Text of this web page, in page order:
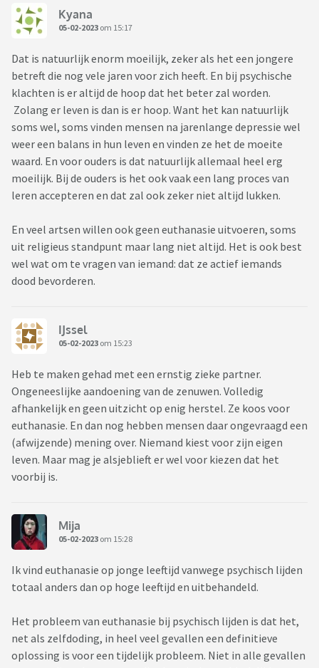
Kyana
05-02-2023 om 15:17
Dat is natuurlijk enorm moeilijk, zeker als het een jongere
betreft die nog vele jaren voor zich heeft. En bij psychische
klachten is er altijd de hoop dat het beter zal worden.
Zolang er leven is dan is er hoop. Want het kan natuurlijk
soms wel, soms vinden mensen na jarenlange depressie wel
weer een balans in hun leven en vinden ze het de moeite
waard. En voor ouders is dat natuurlijk allemaal heel erg
moeilijk. Bij de ouders is het ook vaak een lang proces van
leren accepteren en dat zal ook zeker niet altijd lukken.
En veel artsen willen ook geen euthanasie uitvoeren, soms
uit religieus standpunt maar lang niet altijd. Het is ook best
wel wat om te vragen van iemand: dat ze actief iemands
dood bevorderen.
IJssel
05-02-2023 om 15:23
Heb te maken gehad met een ernstig zieke partner.
Ongeneeslijke aandoening van de zenuwen. Volledig
afhankelijk en geen uitzicht op enig herstel. Ze koos voor
euthanasie. En dan nog hebben mensen daar ongevraagd een
(afwijzende) mening over. Niemand kiest voor zijn eigen
leven. Maar mag je alsjeblieft er wel voor kiezen dat het
voorbij is.
Mija
05-02-2023 om 15:28
Ik vind euthanasie op jonge leeftijd vanwege psychisch lijden
totaal anders dan op hoge leeftijd en uitbehandeld.
Het probleem van euthanasie bij psychisch lijden is dat het,
net als zelfdoding, in heel veel gevallen een definitieve
oplossing is voor een tijdelijk probleem. Niet in alle gevallen